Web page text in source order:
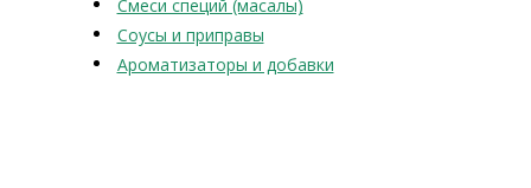
Смеси специй (масалы)
Соусы и приправы
Ароматизаторы и добавки